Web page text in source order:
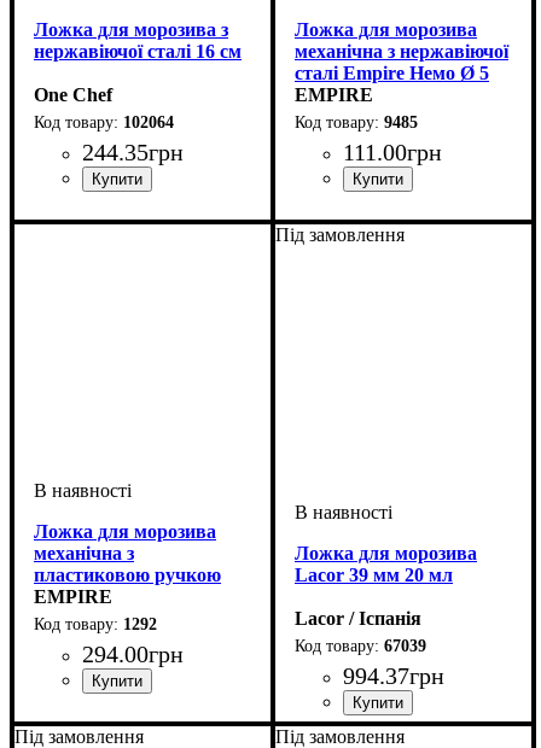
Ложка для морозива з
нержавіючої сталі 16 см
One Chef
102064
244.35грн
Ложка для морозива
механічна з нержавіючої
сталі Empire Немо Ø 5
см
EMPIRE
9485
111.00грн
Ложка для морозива
механічна з
пластиковою ручкою
Empire Ø 6 см
EMPIRE
1292
294.00грн
Під замовлення
Ложка для морозива
Lacor 39 мм 20 мл
Lacor / Іспанія
67039
994.37грн
Під замовлення Під замовлення